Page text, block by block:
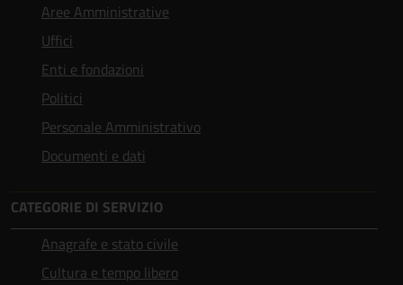
Aree Amministrative
Uffici
Enti e fondazioni
Politici
Personale Amministrativo
Documenti e dati
CATEGORIE DI SERVIZIO
Anagrafe e stato civile
Cultura e tempo libero